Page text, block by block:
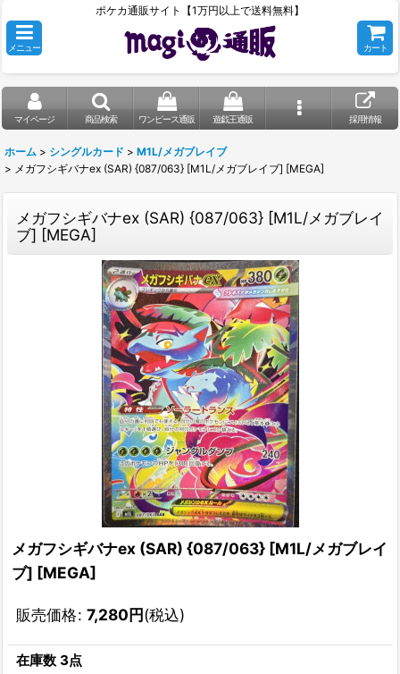
ポケカ通販サイト【1万円以上で送料無料】
メニュー カート
マイページ 商品検索 ワンピース通販 遊戯王通販 採用情報
ホーム > シングルカード > M1L/メガブレイブ
> メガフシギバナex (SAR) {087/063} [M1L/メガブレイブ] [MEGA]
メガフシギバナex (SAR) {087/063} [M1L/メガブレイ
ブ] [MEGA]
メガフシギバナex (SAR) {087/063} [M1L/メガブレイ
ブ] [MEGA]
販売価格: 7,280円(税込)
在庫数 3点